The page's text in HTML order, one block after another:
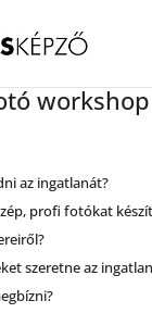
workshop
az ingatlanát?
profi fotókat
szeretne az